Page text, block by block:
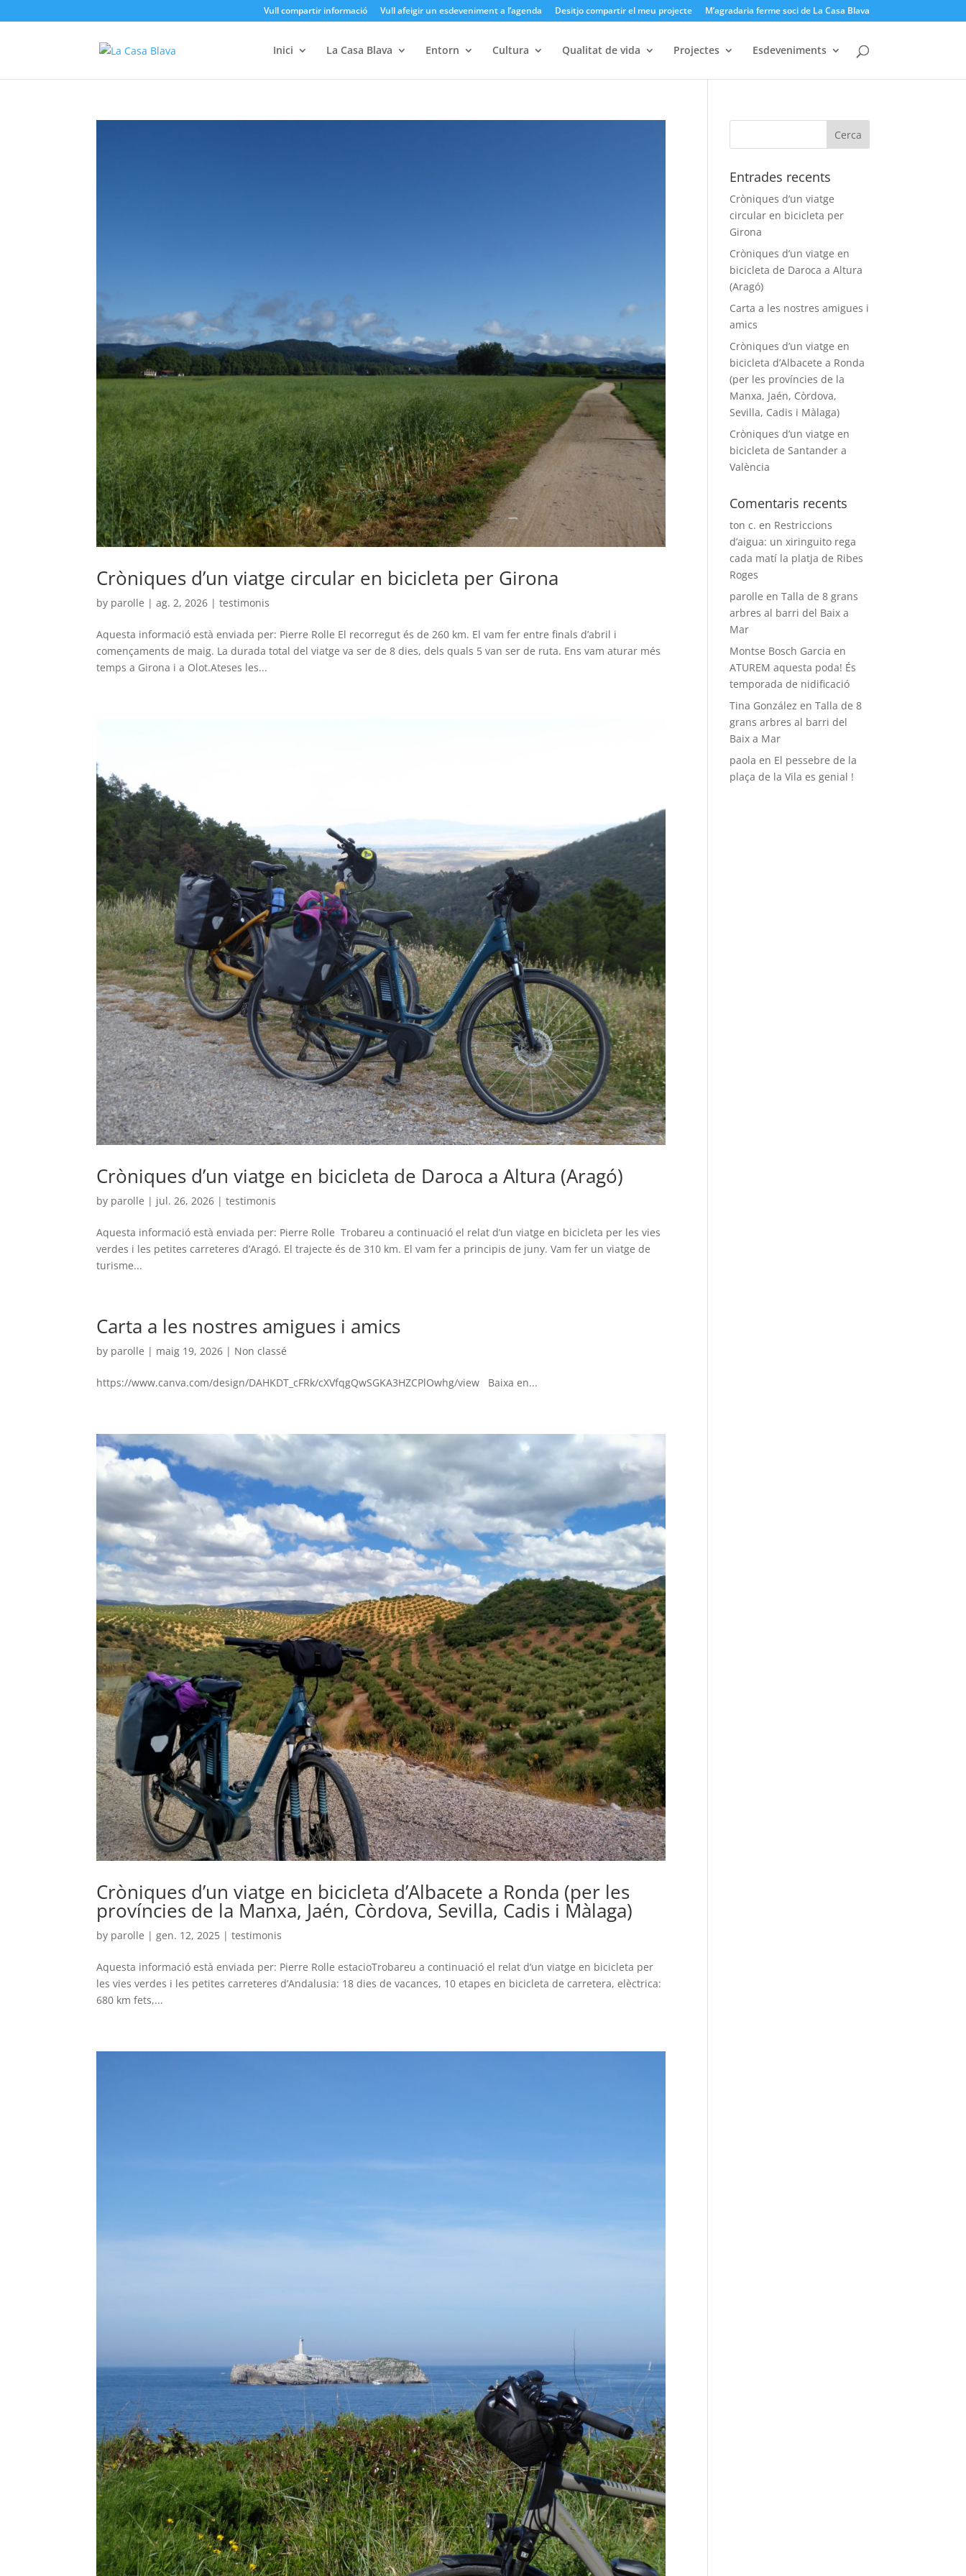
Vull compartir informació Vull afeigir un esdeveniment a l’agenda Desitjo compartir el meu projecte M’agradaria ferme soci de La Casa Blava
Inici La Casa Blava Entorn Cultura Qualitat de vida Projectes Esdeveniments
Cròniques d’un viatge circular en bicicleta per Girona
by parolle |ag. 2, 2026 |testimonis
Aquesta informació està enviada per: Pierre Rolle El recorregut és de 260 km. El vam fer entre finals d’abril i
començaments de maig. La durada total del viatge va ser de 8 dies, dels quals 5 van ser de ruta. Ens vam aturar més
temps a Girona i a Olot.Ateses les...
Cròniques d’un viatge en bicicleta de Daroca a Altura (Aragó)
by parolle | jul. 26, 2026 |testimonis
Aquesta informació està enviada per: Pierre Rolle Trobareu a continuació el relat d’un viatge en bicicleta per les vies
verdes i les petites carreteres d’Aragó. El trajecte és de 310 km. El vam fer a principis de juny. Vam fer un viatge de
turisme...
Carta a les nostres amigues i amics
by parolle | maig 19, 2026 | Non classé
https://www.canva.com/design/DAHKDT_cFRk/cXVfqgQwSGKA3HZCPlOwhg/view Baixa en...
Cròniques d’un viatge en bicicleta d’Albacete a Ronda (per les
províncies de la Manxa, Jaén, Còrdova, Sevilla, Cadis i Màlaga)
by parolle |gen. 12, 2025 |testimonis
Aquesta informació està enviada per: Pierre Rolle estacioTrobareu a continuació el relat d’un viatge en bicicleta per
les vies verdes i les petites carreteres d’Andalusia: 18 dies de vacances, 10 etapes en bicicleta de carretera, elèctrica:
680 km fets,...
Entrades recents
Cròniques d’un viatge
circular en bicicleta per
Girona
Cròniques d’un viatge en
bicicleta de Daroca a Altura
(Aragó)
Carta a les nostres amigues i
amics
Cròniques d’un viatge en
bicicleta d’Albacete a Ronda
(per les províncies de la
Manxa, Jaén, Còrdova,
Sevilla, Cadis i Màlaga)
Cròniques d’un viatge en
bicicleta de Santander a
València
Comentaris recents
ton c. en Restriccions
d’aigua: un xiringuito rega
cada matí la platja de Ribes
Roges
parolle enTalla de 8 grans
arbres al barri del Baix a
Mar
Montse Bosch Garcia en
ATUREM aquesta poda! És
temporada de nidificació
Tina González enTalla de 8
grans arbres al barri del
Baix a Mar
paola en El pessebre de la
plaça de la Vila es genial !